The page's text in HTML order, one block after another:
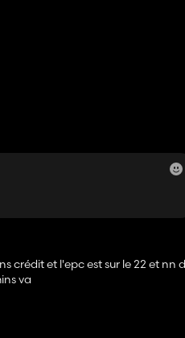
crédit et l'epc est sur le 22 et nn
va